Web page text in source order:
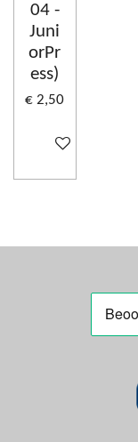
04 -
Juni
orPr
ess)
€ 2,50
In winkelwagen